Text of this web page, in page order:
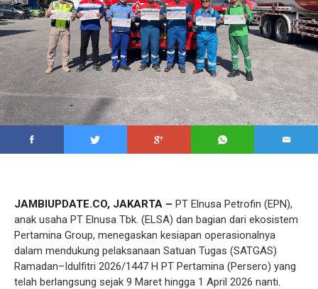
JAMBIUPDATE.CO, JAKARTA – PT Elnusa Petrofin (EPN),
anak usaha PT Elnusa Tbk. (ELSA) dan bagian dari ekosistem
Pertamina Group, menegaskan kesiapan operasionalnya
dalam mendukung pelaksanaan Satuan Tugas (SATGAS)
Ramadan–Idulfitri 2026/1447 H PT Pertamina (Persero) yang
telah berlangsung sejak 9 Maret hingga 1 April 2026 nanti.